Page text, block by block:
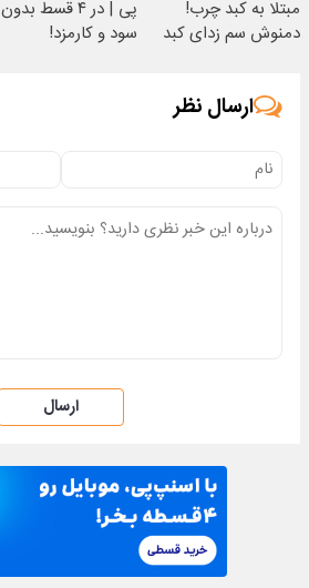
مبتلا به کبد چرب!
دمنوش سم زدای کبد
پی | در ۴ قسط بدون
سود و کارمزد!
ارسال نظر
ارسال